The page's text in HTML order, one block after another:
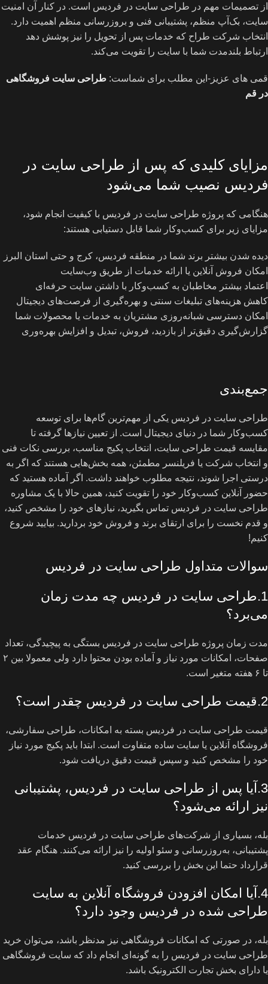
از تصمیمات مهم در طراحی سایت در فردیس است. در کنار آن امنیت
سایت، بک‌آپ منظم، پشتیبانی فنی و بروزرسانی منظم اهمیت دارد.
انتخاب شرکت طراح که خدمات پس از تحویل را نیز پوشش دهد
ارتباط بلندمدت شما با سایت را تقویت می‌کند.
قمی های عزیز-این مطلب برای شماست: طراحی سایت فروشگاهی
در قم
مزایای کلیدی که پس از طراحی سایت در
فردیس نصیب شما می‌شود
هنگامی که پروژه طراحی سایت در فردیس با کیفیت انجام شود،
مزایای زیر برای کسب‌و‌کار شما قابل دستیابی هستند:
دیده شدن بیشتر برند شما در منطقه فردیس، کرج و حتی استان البرز
امکان فروش آنلاین یا ارائه خدمات از طریق وب‌سایت
اعتماد بیشتر مخاطبان به کسب‌و‌کار با داشتن سایت حرفه‌ای
کاهش هزینه‌های تبلیغات سنتی و بهره‌گیری از فرصت‌های دیجیتال
امکان دسترسی شبانه‌روزی مشتریان به خدمات یا محصولات شما
گزارش‌گیری دقیق‌تر از بازدید، فروش، تبدیل و افزایش بهره‌وری
جمع‌بندی
طراحی سایت در فردیس یکی از مهم‌ترین گام‌ها برای توسعه
کسب‌و‌کار شما در دنیای دیجیتال است. از تعیین نیازها گرفته تا
مقایسه قیمت طراحی سایت، انتخاب پکیج مناسب، بررسی نکات فنی
و انتخاب شرکت یا فریلنسر مطمئن، همه بخش‌هایی هستند که اگر به
درستی اجرا شوند، نتیجه مطلوب خواهند داشت. اگر آماده هستید که
حضور آنلاین کسب‌و‌کار خود را تقویت کنید، همین حالا با یک مشاوره
طراحی سایت در فردیس تماس بگیرید، نیازهای خود را مشخص کنید،
و قدم نخست را برای ارتقای برند و فروش خود بردارید. بیایید شروع
کنیم!
سوالات متداول طراحی سایت در فردیس
1.طراحی سایت در فردیس چه مدت زمان
می‌برد؟
مدت زمان پروژه طراحی سایت در فردیس بستگی به پیچیدگی، تعداد
صفحات، امکانات مورد نیاز و آماده بودن محتوا دارد ولی معمولا بین ۲
تا ۶ هفته متغیر است.
2.قیمت طراحی سایت در فردیس چقدر است؟
قیمت طراحی سایت در فردیس بسته به امکانات، طراحی سفارشی،
فروشگاه آنلاین یا سایت ساده متفاوت است. ابتدا باید پکیج مورد نیاز
خود را مشخص کنید و سپس قیمت دقیق دریافت شود.
3.آیا پس از طراحی سایت در فردیس، پشتیبانی
نیز ارائه می‌شود؟
بله، بسیاری از شرکت‌های طراحی سایت در فردیس خدمات
پشتیبانی، به‌روزرسانی و سئو اولیه را نیز ارائه می‌کنند. هنگام عقد
قرارداد حتما این بخش را بررسی کنید.
4.آیا امکان افزودن فروشگاه آنلاین به سایت
طراحی شده در فردیس وجود دارد؟
بله، در صورتی که امکانات فروشگاهی نیز مدنظر باشد، می‌توان خرید
طراحی سایت در فردیس را به گونه‌ای انجام داد که سایت فروشگاهی
یا دارای بخش تجارت الکترونیک باشد.